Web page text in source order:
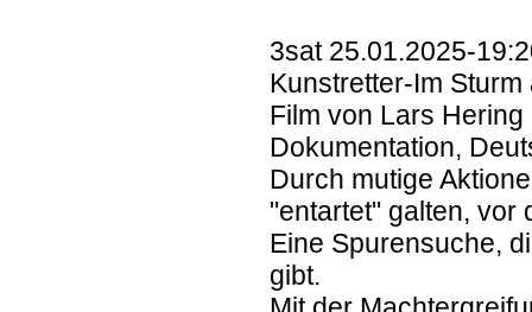
3sat 25.01.2025-
Kunstretter-Im
Film von Lars Hering
Dokumentation,
Durch mutige
"entartet" galten, vor
Eine Spurensuche,
gibt.